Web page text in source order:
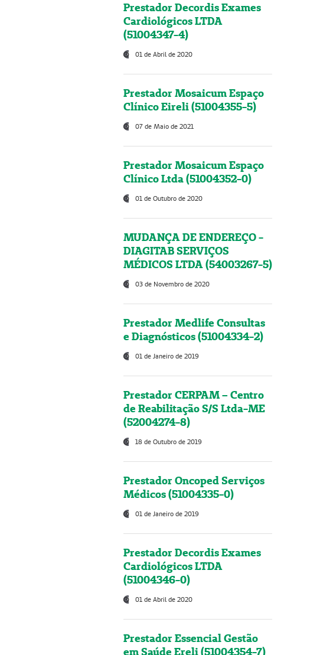
Prestador Decordis Exames
Cardiológicos LTDA
(51004347-4)
01 de Abril de 2020
Prestador Mosaicum Espaço
Clínico Eireli (51004355-5)
07 de Maio de 2021
Prestador Mosaicum Espaço
Clínico Ltda (51004352-0)
01 de Outubro de 2020
MUDANÇA DE ENDEREÇO -
DIAGITAB SERVIÇOS
MÉDICOS LTDA (54003267-5)
03 de Novembro de 2020
Prestador Medlife Consultas
e Diagnósticos (51004334-2)
01 de Janeiro de 2019
Prestador CERPAM – Centro
de Reabilitação S/S Ltda-ME
(52004274-8)
18 de Outubro de 2019
Prestador Oncoped Serviços
Médicos (51004335-0)
01 de Janeiro de 2019
Prestador Decordis Exames
Cardiológicos LTDA
(51004346-0)
01 de Abril de 2020
Prestador Essencial Gestão
em Saúde Ereli (51004354-7)